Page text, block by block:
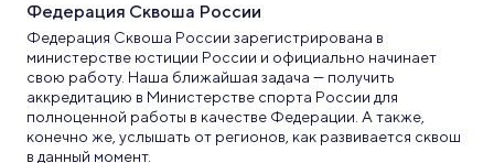
Федерация Сквоша России
Федерация Сквоша России зарегистрирована в
министерстве юстиции России и официально начинает
свою работу. Наша ближайшая задача — получить
аккредитацию в Министерстве спорта России для
полноценной работы в качестве Федерации. А также,
конечно же, услышать от регионов, как развивается сквош
в данный момент.